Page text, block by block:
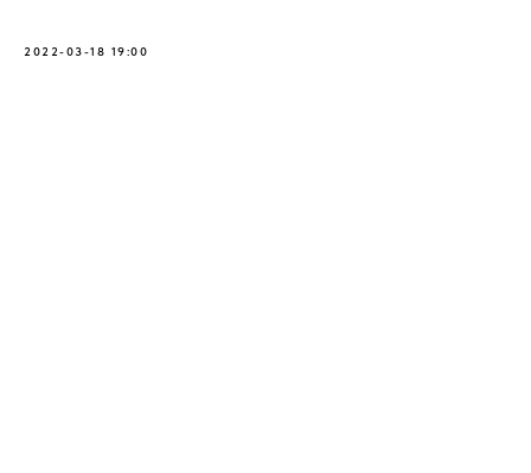
2022-03-18 19:00